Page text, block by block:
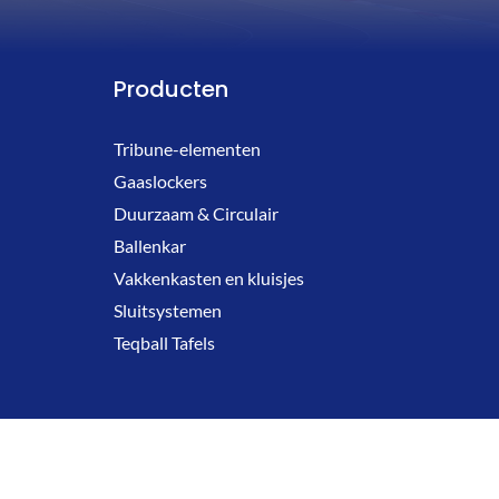
Producten
Tribune-elementen
Gaaslockers
Duurzaam & Circulair
Ballenkar
Vakkenkasten en kluisjes
Sluitsystemen
Teqball Tafels